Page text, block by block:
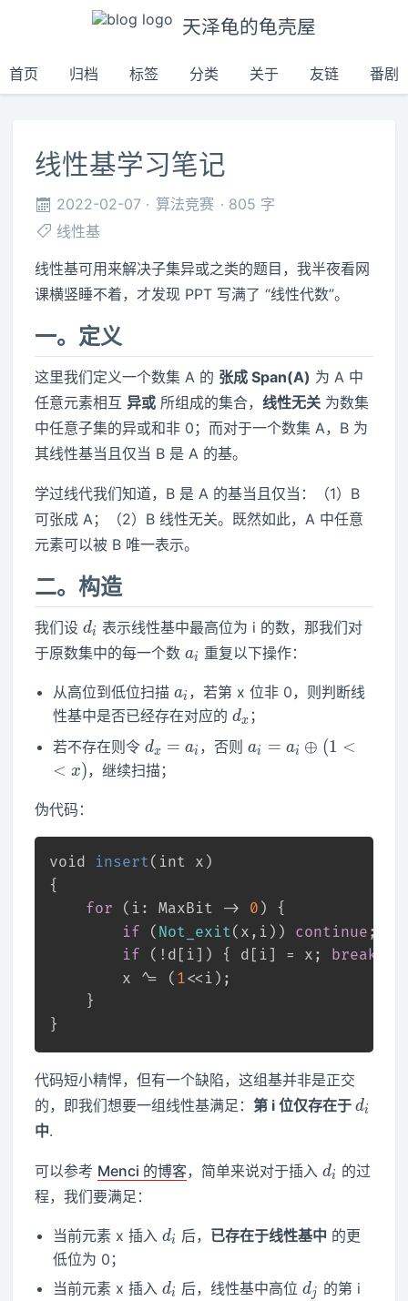
天泽龟的龟壳屋
首页 归档 标签 分类 关于 友链 番剧
线性基学习笔记
2022-02-07 算法竞赛
805 字
线性基
线性基可用来解决子集异或之类的题目，我半夜看网
课横竖睡不着，才发现 PPT 写满了 “线性代数”。
一。定义
这里我们定义一个数集 A 的 张成 Span(A) 为 A 中
任意元素相互异或 所组成的集合，线性无关 为数集
中任意子集的异或和非 0；而对于一个数集 A，B 为
其线性基当且仅当 B 是 A 的基。
学过线代我们知道，B 是 A 的基当且仅当：（1）B
可张成 A；（2）B 线性无关。既然如此，A 中任意
元素可以被 B 唯一表示。
二。构造
我们设d_i
di 表示线性基中最高位为 i 的数，那我们对
于原数集中的每一个数a_i
ai 重复以下操作：
从高位到低位扫描 a_i
ai ，若第 x 位非 0，则判断线
性基中是否已经存在对应的 d_x
dx ；
若不存在则令 d_x
=
dx = ai ，否则a_i =
ai = ai ⊕ (1 <
< x)，继续扫描；
伪代码：
void insert( int x)
{
for (i: MaxBit -> 0 ) {
if ( Not_exit(x,i)) continue ;
if (!d[i]) { d[i] = x; break
        x ^= (
1<<i);
    }
}
代码短小精悍，但有一个缺陷，这组基并非是正交
的，即我们想要一组线性基满足：第 i 位仅存在于d_i
di
中.
可以参考 Menci 的博客，简单来说对于插入d_i
di
的过
程，我们要满足：
当前元素 x 插入 d_i
di 后， 已存在于线性基中 的更
低位为 0；
当前元素 x 插入 d_i
di 后，线性基中高位 d_j
dj
的第 i